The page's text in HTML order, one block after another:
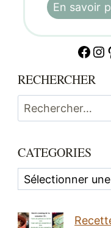
En savoir
RECHERCHER
Rechercher :
CATEGORIES
Categories